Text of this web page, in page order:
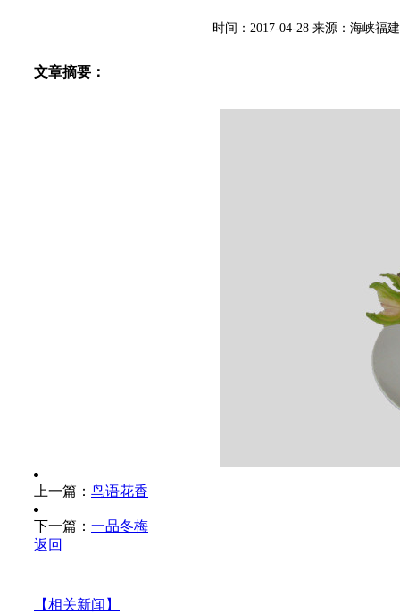
时间：2017-04-28 来源：海峡
文章摘要：
上一篇： 鸟语花香
下一篇： 一品冬梅
返回
【相关新闻】